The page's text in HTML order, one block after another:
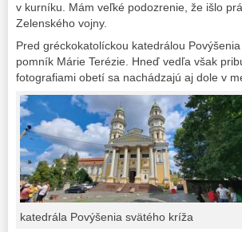
v kurníku. Mám veľké podozrenie, že išlo
Zelenského vojny.
Pred gréckokatolíckou katedrálou
pomník Márie Terézie. Hneď vedľa však
fotografiami obetí sa nachádzajú aj dole v
katedrála Povýšenia svätého kríža